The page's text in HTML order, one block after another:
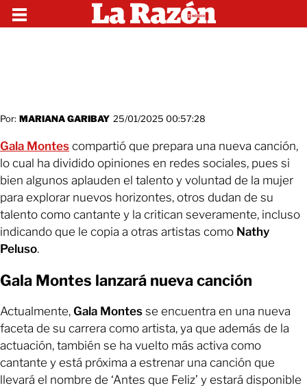
Por: MARIANA GARIBAY 25/01/2025 00:57:28
Gala Montes compartió que prepara una nueva canción,
lo cual ha dividido opiniones en redes sociales, pues si
bien algunos aplauden el talento y voluntad de la mujer
para explorar nuevos horizontes, otros dudan de su
talento como cantante y la critican severamente, incluso
indicando que le copia a otras artistas como Nathy
Peluso.
Gala Montes lanzará nueva canción
Actualmente, Gala Montes se encuentra en una nueva
faceta de su carrera como artista, ya que además de la
actuación, también se ha vuelto más activa como
cantante y está próxima a estrenar una canción que
llevará el nombre de ‘Antes que Feliz’ y estará disponible